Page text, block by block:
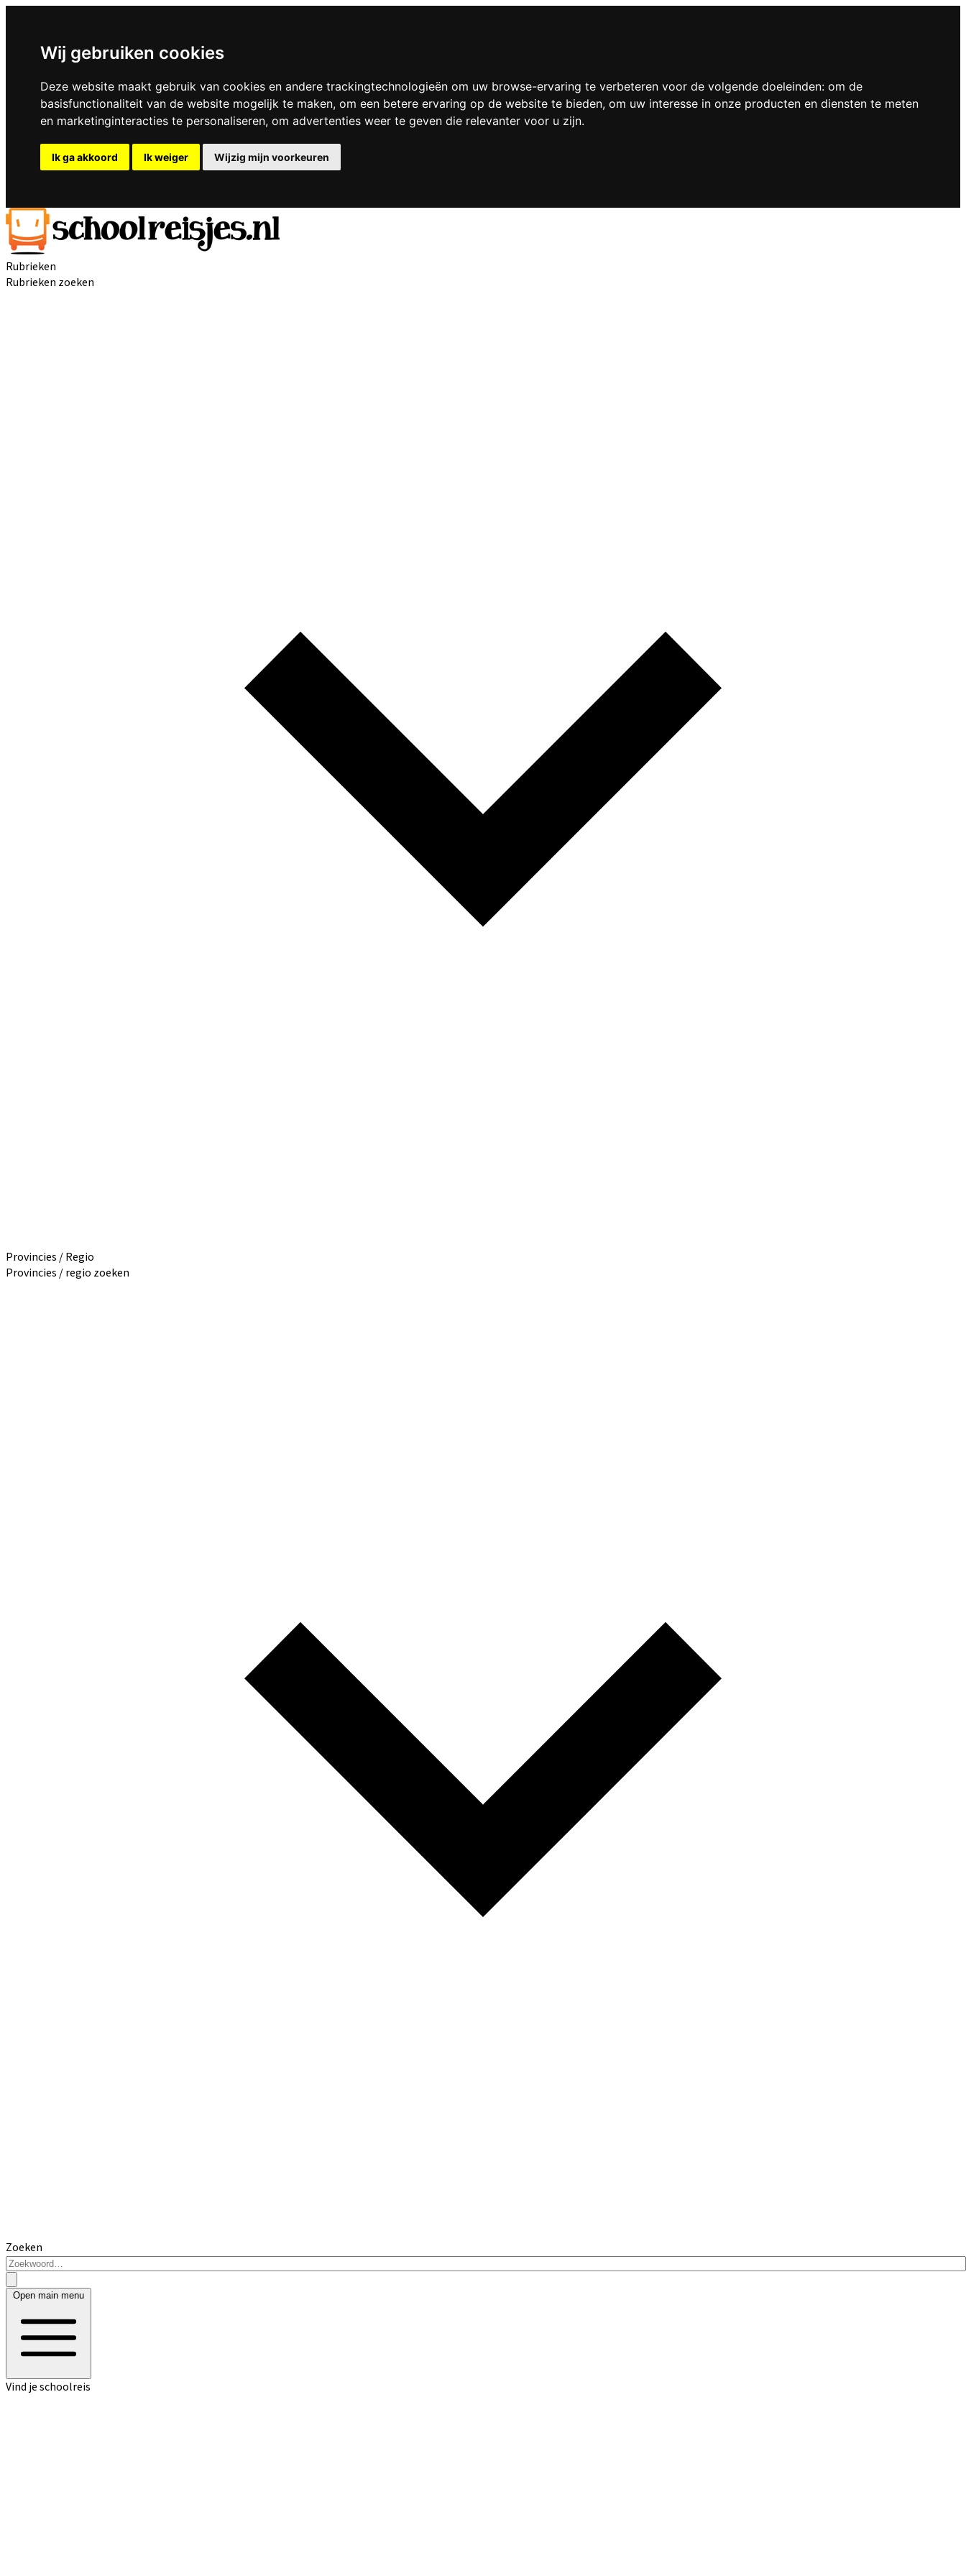
Wij gebruiken cookies
Deze website maakt gebruik van cookies en andere trackingtechnologieën om uw browse-ervaring te verbeteren voor de volgende doeleinden: om de
basisfunctionaliteit van de website mogelijk te maken, om een betere ervaring op de website te bieden, om uw interesse in onze producten en diensten te meten
en marketinginteracties te personaliseren, om advertenties weer te geven die relevanter voor u zijn.
Ik ga akkoord Ik weiger Wijzig mijn voorkeuren
Rubrieken
Rubrieken zoeken
Provincies / Regio
Provincies / regio zoeken
Zoeken
Open main menu
Vind je schoolreis